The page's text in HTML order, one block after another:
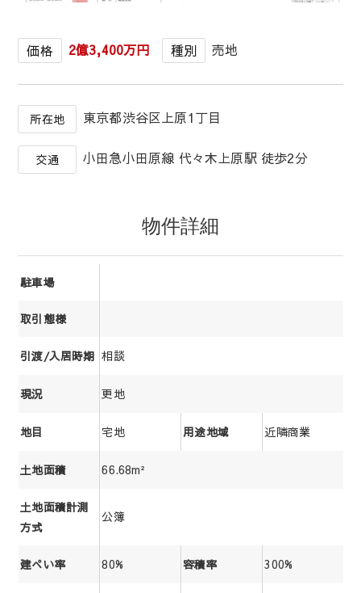
価格 2億3,400万円 種別 売地
所在地 東京都渋谷区上原1丁目
交通 小田急小田原線 代々木上原駅 徒歩2分
物件詳細
駐車場
取引態様
引渡/入居時期 相談
現況 更地
地目 宅地 用途地域 近隣商業
土地面積 66.68m²
土地面積計測
方式
公簿
建ぺい率 80% 容積率 300%